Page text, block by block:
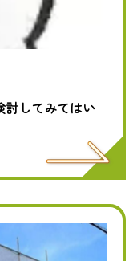
してみてはい